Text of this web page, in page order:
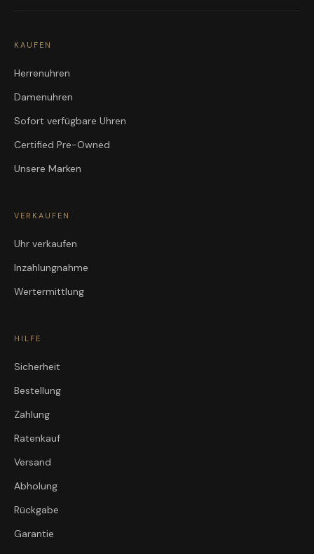
KAUFEN
Herrenuhren
Damenuhren
Sofort verfügbare Uhren
Certified Pre-Owned
Unsere Marken
VERKAUFEN
Uhr verkaufen
Inzahlungnahme
Wertermittlung
HILFE
Sicherheit
Bestellung
Zahlung
Ratenkauf
Versand
Abholung
Rückgabe
Garantie